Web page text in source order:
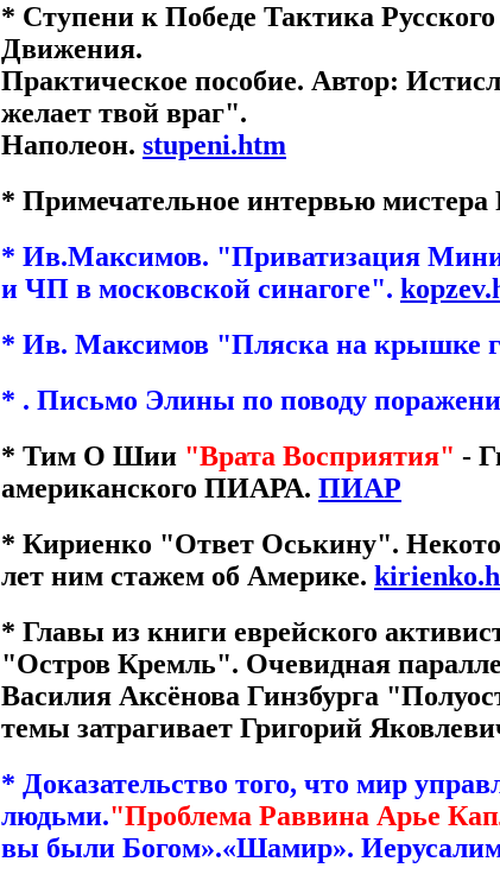
* Ступени к Победе Тактика
Движения.
Практическое пособие. Автор:
желает твой враг".
Наполеон. stupeni.htm
* Примечательное интервью мистера
* Ив.Максимов. "Приватизация
и ЧП в московской синагоге".
* Ив. Максимов "Пляска на крышке
* . Письмо Элины по поводу
* Тим О Шии "Врата Восприятия" -
американского ПИАРА. ПИАР
* Кириенко "Ответ Оськину".
лет ним стажем об Америке.
* Главы из книги еврейского
"Остров Кремль". Очевидная
Василия Аксёнова Гинзбурга
темы затрагивает Григорий
* Доказательство того, что мир
людьми."Проблема Раввина Арье
вы были Богом».«Шамир».